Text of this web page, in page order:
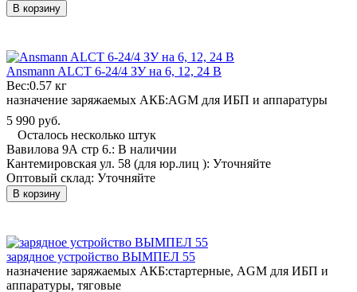
В корзину
Ansmann ALCT 6-24/4 ЗУ на 6, 12, 24 В
Вес:0.57 кг
назначение заряжаемых АКБ:AGM для ИБП и аппаратуры
5 990 руб.
Осталось несколько штук
Вавилова 9А стр 6.: В наличии
Кантемировская ул. 58 (для юр.лиц ): Уточняйте
Оптовый склад: Уточняйте
В корзину
зарядное устройство ВЫМПЕЛ 55
назначение заряжаемых АКБ:стартерные, AGM для ИБП и
аппаратуры, тяговые